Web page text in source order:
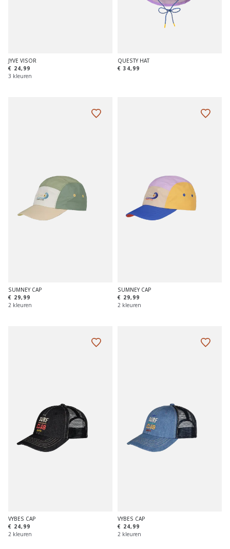
JYVE VISOR
€ 24,99
3 kleuren
QUESTY HAT
€ 34,99
SUMNEY CAP
€ 29,99
2 kleuren
SUMNEY CAP
€ 29,99
2 kleuren
VYBES CAP
€ 24,99
2 kleuren
VYBES CAP
€ 24,99
2 kleuren